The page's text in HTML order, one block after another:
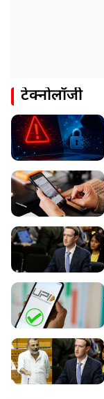
टेक्नोलॉजी